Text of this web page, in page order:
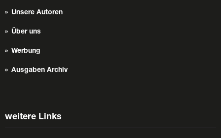
Unsere Autoren
Über uns
Werbung
Ausgaben Archiv
weitere Links